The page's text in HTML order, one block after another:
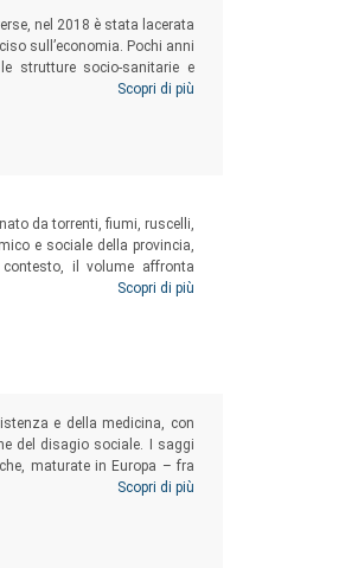
nel 2018 è stata lacerata
sull’economia. Pochi anni
strutture socio-sanitarie e
particolari come quelli
e la formazione
temi in una prospettiva
Scopri di più
da torrenti, fiumi, ruscelli,
e sociale della provincia,
il volume affronta
agli specialisti, ma anche al
salvaguardando la natura
Scopri di più
e della medicina, con
del disagio sociale. I saggi
maturate in Europa – fra
preliminare sulle origini
Scopri di più